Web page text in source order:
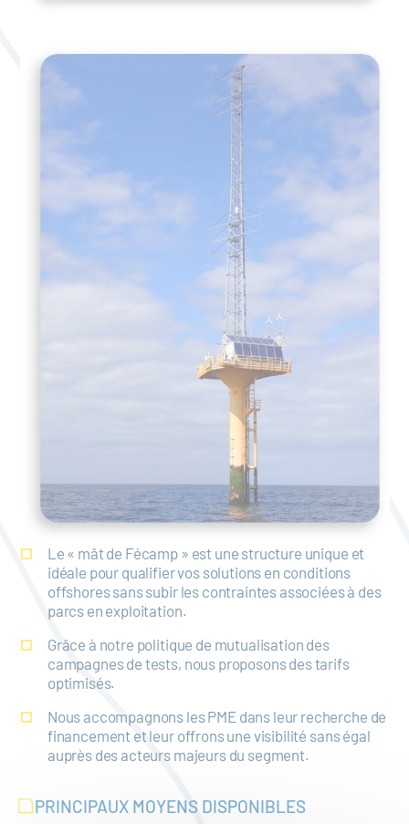
Le « mât de Fécamp » est une structure unique et
idéale pour qualifier vos solutions en conditions
offshores sans subir les contraintes associées à des
parcs en exploitation.
Grâce à notre politique de mutualisation des
campagnes de tests, nous proposons des tarifs
optimisés.
Nous accompagnons les PME dans leur recherche de
financement et leur offrons une visibilité sans égal
auprès des acteurs majeurs du segment.
PRINCIPAUX MOYENS DISPONIBLES